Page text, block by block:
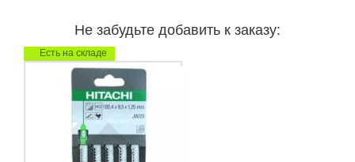
Не забудьте добавить к заказу:
Есть на складе